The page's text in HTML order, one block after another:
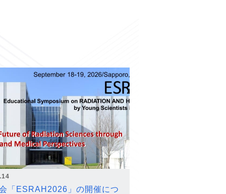
「ESRAH2026」の開催につ